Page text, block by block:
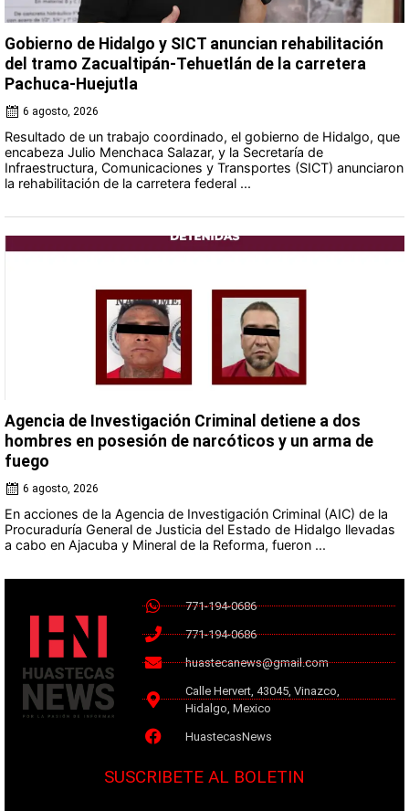
Gobierno de Hidalgo y SICT anuncian rehabilitación
del tramo Zacualtipán-Tehuetlán de la carretera
Pachuca-Huejutla
6 agosto, 2026
Resultado de un trabajo coordinado, el gobierno de Hidalgo, que
encabeza Julio Menchaca Salazar, y la Secretaría de
Infraestructura, Comunicaciones y Transportes (SICT) anunciaron
la rehabilitación de la carretera federal ...
Agencia de Investigación Criminal detiene a dos
hombres en posesión de narcóticos y un arma de
fuego
6 agosto, 2026
En acciones de la Agencia de Investigación Criminal (AIC) de la
Procuraduría General de Justicia del Estado de Hidalgo llevadas
a cabo en Ajacuba y Mineral de la Reforma, fueron ...
771-194-0686
771-194-0686
huastecanews@gmail.com
Calle Hervert, 43045, Vinazco,
Hidalgo, Mexico
HuastecasNews
SUSCRIBETE AL BOLETIN